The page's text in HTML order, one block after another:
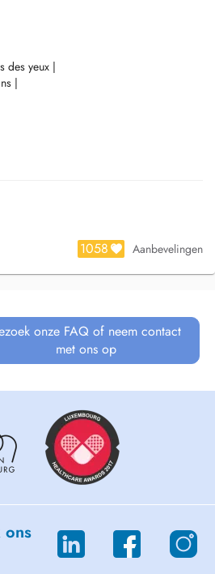
des yeux |
|
Allemagne
de 5 ans
1058 Aanbevelingen
onze FAQ of neem contact
met ons op
ons